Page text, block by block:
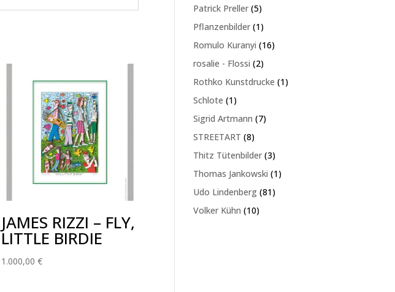
JAMES RIZZI – FLY,
LITTLE BIRDIE
1.000,00 €
Patrick Preller 55
Produkte
Pflanzenbilder 11
Produkt
Romulo Kuranyi 1616
rosalie - Flossi 22
Produkte
Rothko Kunstdrucke 11
Schlote 11
Produkt
Sigrid Artmann 77
STREETART 88
Produkte
Thitz Tütenbilder 33
Produkte
Thomas Jankowski 11
Udo Lindenberg 8181
Volker Kühn 1010